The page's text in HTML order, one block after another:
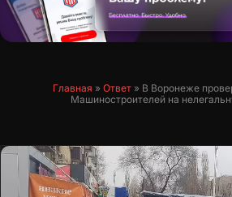
Главная » Ответ » В Воронеже
Машиностроителей на